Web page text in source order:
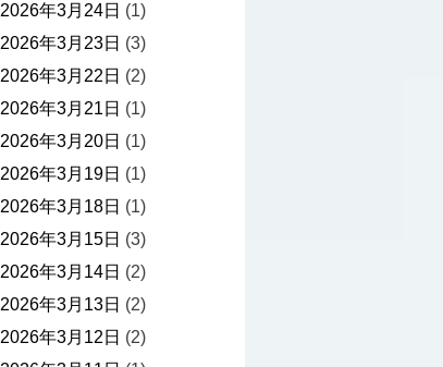
2026年3月24日 (1)
2026年3月23日 (3)
2026年3月22日 (2)
2026年3月21日 (1)
2026年3月20日 (1)
2026年3月19日 (1)
2026年3月18日 (1)
2026年3月15日 (3)
2026年3月14日 (2)
2026年3月13日 (2)
2026年3月12日 (2)